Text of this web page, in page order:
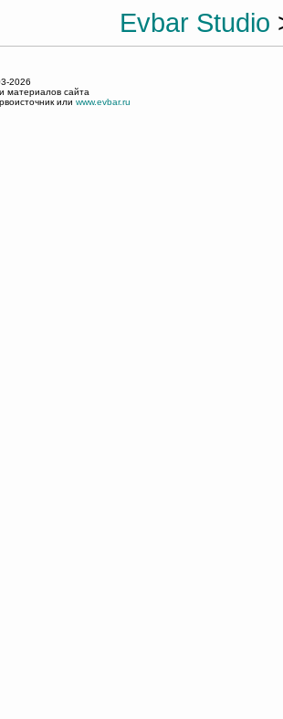
Evbar Studio
2026
материалов сайта
или www.evbar.ru